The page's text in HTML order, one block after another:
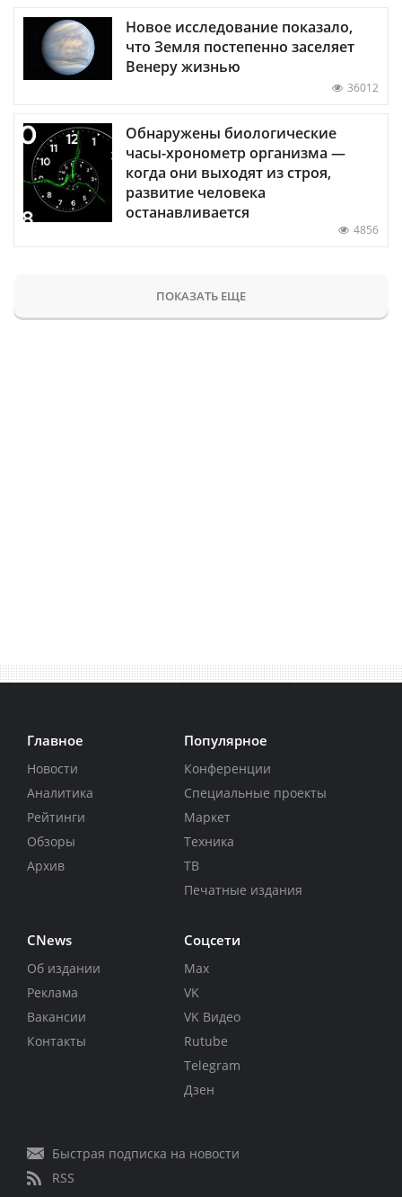
Новое исследование показало,
что Земля постепенно заселяет
Венеру жизнью
36012
Обнаружены биологические
часы-хронометр организма —
когда они выходят из строя,
развитие человека
останавливается
4856
ПОКАЗАТЬ ЕЩЕ
Главное
Новости
Аналитика
Рейтинги
Обзоры
Архив
Популярное
Конференции
Специальные проекты
Маркет
Техника
ТВ
Печатные издания
CNews
Об издании
Реклама
Вакансии
Контакты
Соцсети
Max
VK
VK Видео
Rutube
Telegram
Дзен
Быстрая подписка на новости
RSS